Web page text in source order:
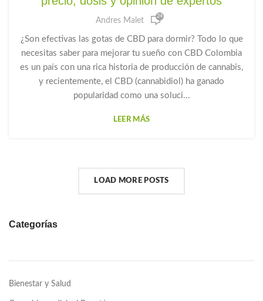
GOTAS DE CANNABIDIOL, GOTAS DE CANNABIS,
GOTAS DE CBD,GOTAS PARA DORMIR
MEDICAMENTO PARA DORMIR PRODUCTOS CBD
Andres Malet 24
¿Son efectivas las gotas de CBD para dormir? Todo lo que
necesitas saber para mejorar tu sueño con CBD Colombia
es un país con una rica historia de producción de cannabis,
y recientemente, el CBD (cannabidiol) ha ganado
popularidad como una soluci...
LEER MÁS
LOAD MORE POSTS
Categorías
Bienestar y Salud